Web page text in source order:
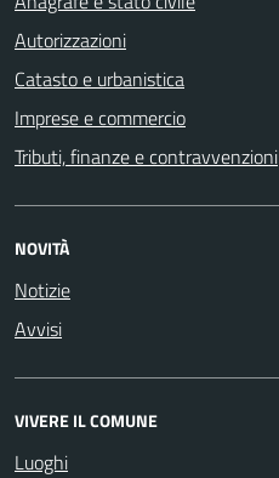
Autorizzazioni
Catasto e urbanistica
Imprese e commercio
Tributi, finanze e contravvenzioni
NOVITÀ
Notizie
Avvisi
VIVERE IL COMUNE
Luoghi